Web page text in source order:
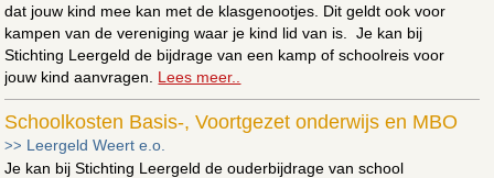
dat jouw kind mee kan met de klasgenootjes. Dit geldt ook voor
kampen van de vereniging waar je kind lid van is. Je kan bij
Stichting Leergeld de bijdrage van een kamp of schoolreis voor
jouw kind aanvragen. Lees meer..
Schoolkosten Basis-, Voortgezet onderwijs en MBO
>> Leergeld Weert e.o.
Je kan bij Stichting Leergeld de ouderbijdrage van school